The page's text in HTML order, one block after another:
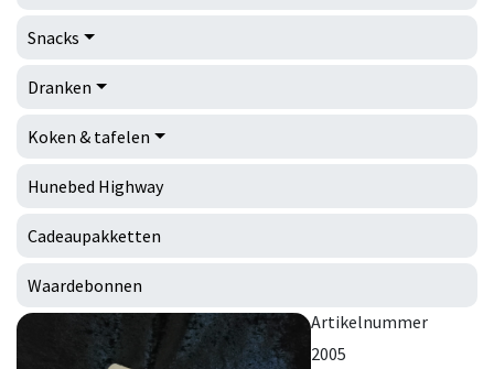
Snacks
Dranken
Koken & tafelen
Hunebed Highway
Cadeaupakketten
Waardebonnen
Artikelnummer
2005